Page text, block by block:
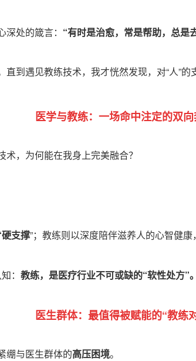
处的箴言： “有时是治愈，常是帮助，总是
直到遇见教练技术，我才恍然发现，对“人”的
医学与教练：一场命中注定的双
，为何能在我身上完美融合？
硬支撑”；教练则以深度陪伴滋养人的心智健康
： 教练，是医疗行业不可或缺的“软性处方”。
医生群体：最值得被赋能的“教练
绷与医生群体的高压困境。